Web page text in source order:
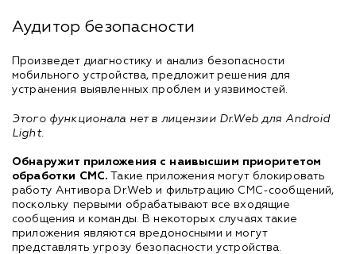
Аудитор безопасности
Произведет диагностику и анализ безопасности
мобильного устройства, предложит решения для
устранения выявленных проблем и уязвимостей.
Этого функционала нет в лицензии Dr.Web для Android
Light.
Обнаружит приложения с наивысшим приоритетом
обработки СМС. Такие приложения могут блокировать
работу Антивора Dr.Web и фильтрацию СМС-сообщений,
поскольку первыми обрабатывают все входящие
сообщения и команды. В некоторых случаях такие
приложения являются вредоносными и могут
представлять угрозу безопасности устройства.